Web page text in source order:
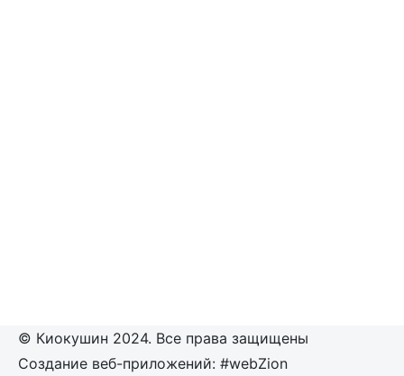
© Киокушин 2024. Все права защищены
Создание веб-приложений: #webZion